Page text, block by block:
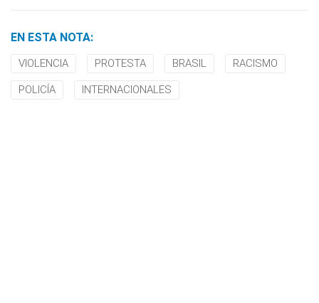
EN ESTA NOTA:
VIOLENCIA PROTESTA BRASIL RACISMO
POLICÍA INTERNACIONALES